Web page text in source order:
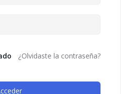
¿Olvidaste la contraseña?